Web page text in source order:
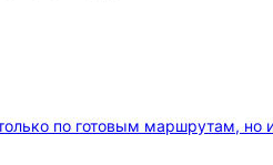
по готовым маршрутам,